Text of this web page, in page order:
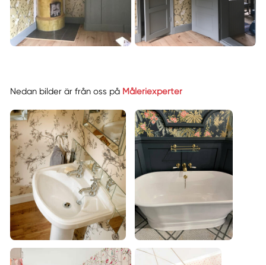
Nedan bilder är från oss på Måleriexperter